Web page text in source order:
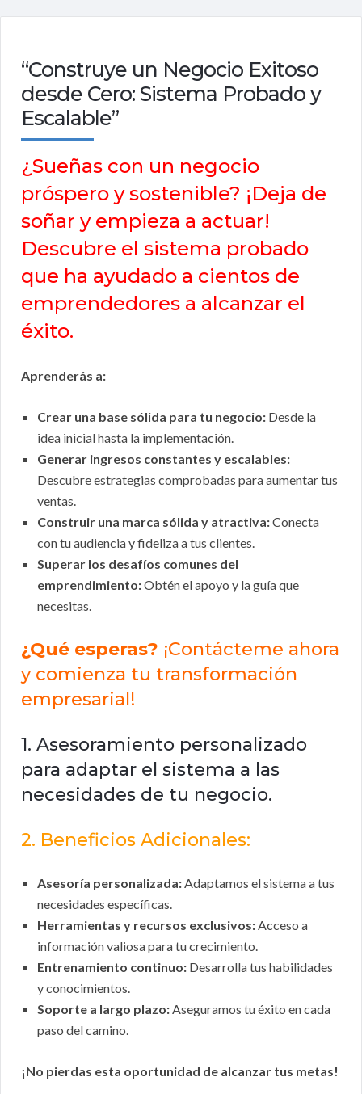
“Construye un Negocio Exitoso
desde Cero: Sistema Probado y
Escalable”
¿Sueñas con un negocio
próspero y sostenible? ¡Deja de
soñar y empieza a actuar!
Descubre el sistema probado
que ha ayudado a cientos de
emprendedores a alcanzar el
éxito.
Aprenderás a:
Crear una base sólida para tu negocio: Desde la
idea inicial hasta la implementación.
Generar ingresos constantes y escalables:
Descubre estrategias comprobadas para aumentar tus
ventas.
Construir una marca sólida y atractiva:Conecta
con tu audiencia y fideliza a tus clientes.
Superar los desafíos comunes del
emprendimiento:Obtén el apoyo y la guía que
necesitas.
¿Qué esperas? ¡Contácteme ahora
y comienza tu transformación
empresarial!
1. Asesoramiento personalizado
para adaptar el sistema a las
necesidades de tu negocio.
2. Beneficios Adicionales:
Asesoría personalizada:Adaptamos el sistema a tus
necesidades específicas.
Herramientas y recursos exclusivos:Acceso a
información valiosa para tu crecimiento.
Entrenamiento continuo: Desarrolla tus habilidades
y conocimientos.
Soporte a largo plazo:Aseguramos tu éxito en cada
paso del camino.
¡No pierdas esta oportunidad de alcanzar tus metas!